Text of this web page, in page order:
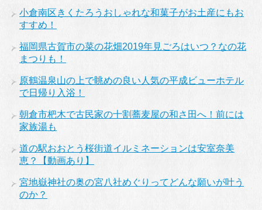
小倉南区きくたろうおしゃれな和菓子がお土産にもお
すすめ！
福岡県古賀市の菜の花畑2019年見ごろはいつ？なの花
まつりも！
原鶴温泉山の上で眺めの良い人気の平成ビューホテル
で日帰り入浴！
朝倉市杷木で古民家の十割蕎麦屋の和さ田へ！前には
家族湯も
道の駅おおとう桜街道イルミネーションは安室奈美
恵？【動画あり】
宮地嶽神社の奥の宮八社めぐりってどんな願いが叶う
のか？